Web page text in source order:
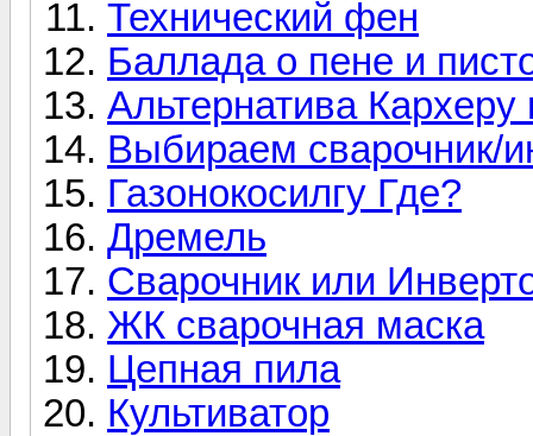
Технический фен
Баллада о пене и
Альтернатива
Выбираем сварочник/
Газонокосилгу Где?
Дремель
Сварочник или
ЖК сварочная маска
Цепная пила
Культиватор